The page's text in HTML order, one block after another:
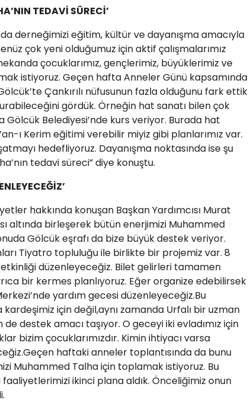
TEDAVİ SÜRECİ’
derneğimizi eğitim, kültür ve dayanışma amacıyla
çok yeni olduğumuz için aktif çalışmalarımız
çocuklarımız, gençlerimiz, büyüklerimiz ve
istiyoruz. Geçen hafta Anneler Günü kapsamında
Çankırılı nüfusunun fazla olduğunu fark ettik
gördük. Örneğin hat sanatı bilen çok
Belediyesi’nde kurs veriyor. Burada hat
ı Kerim eğitimi verebilir miyiz gibi planlarımız var.
hedefliyoruz. Dayanışma noktasında ise şu
tedavi süreci” diye konuştu.
hakkında konuşan Başkan Yardımcısı Murat
altında birleşerek bütün enerjimizi Muhammed
Gölcük eşrafı da bize büyük destek veriyor.
Tiyatro topluluğu ile birlikte bir projemiz var. 8
düzenleyeceğiz. Bilet gelirleri tamamen
bir kermes planlıyoruz. Eğer organize edebilirsek
yardım gecesi düzenleyeceğiz.Bu
için değil,aynı zamanda Urfalı bir uzman
destek amacı taşıyor. O geceyi iki evladımız için
bizim çocuklarımızdır. Kimin ihtiyacı varsa
haftaki anneler toplantısında da bunu
Muhammed Talha için toplamak istiyoruz. Bu
ikinci plana aldık. Önceliğimiz onun